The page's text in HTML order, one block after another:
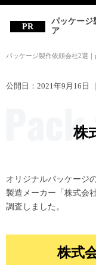
パッケージ
ア
パッケージ製作依頼会社2選
公開日： 2021年9月16日
株
オリジナルパッケージ
製造メーカー「株式会
調査しました。
株式